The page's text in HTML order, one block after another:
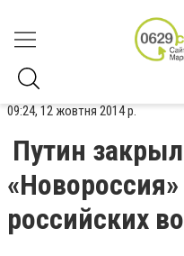
09:24, 12 жовтня 2014 р.
Путин
российских